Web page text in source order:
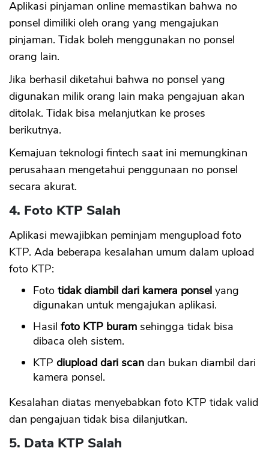
Aplikasi pinjaman online memastikan bahwa no
ponsel dimiliki oleh orang yang mengajukan
pinjaman. Tidak boleh menggunakan no ponsel
orang lain.
Jika berhasil diketahui bahwa no ponsel yang
digunakan milik orang lain maka pengajuan akan
ditolak. Tidak bisa melanjutkan ke proses
berikutnya.
Kemajuan teknologi fintech saat ini memungkinan
perusahaan mengetahui penggunaan no ponsel
secara akurat.
4. Foto KTP Salah
Aplikasi mewajibkan peminjam mengupload foto
KTP. Ada beberapa kesalahan umum dalam upload
foto KTP:
Foto tidak diambil dari kamera ponsel yang
digunakan untuk mengajukan aplikasi.
Hasil foto KTP buram sehingga tidak bisa
dibaca oleh sistem.
KTP diupload dari scan dan bukan diambil dari
kamera ponsel.
Kesalahan diatas menyebabkan foto KTP tidak valid
dan pengajuan tidak bisa dilanjutkan.
5. Data KTP Salah